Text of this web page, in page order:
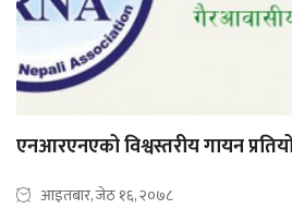
एनआरएनएको विश्वस्तरीय गायन
आइतबार, जेठ १६, २०७८